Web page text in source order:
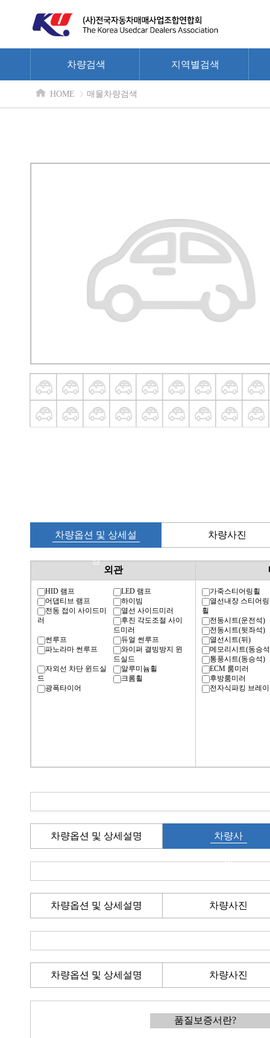
차량검색 지역별검색
HOME 매물차량검색
차량옵션 및 상세설
명
차량사진
외관
HID 램프
LED 램프
어댑티브 램프
하이빔
전동 접이 사이드미
러
열선 사이드미러
후진 각도조절 사이
드미러
썬루프
듀얼 썬루프
파노라마 썬루프
와이퍼 결빙방지 윈
드실드
자외선 차단 윈드실
드
알루미늄휠
크롬휠
광폭타이어
가죽스티어링휠
열선내장 스티어링
휠
전동시트(운전석)
전동시트(뒷좌석)
열선시트(뒤)
메모리시트(동승
통풍시트(동승석)
ECM 룸미러
후방룸미러
전자식파킹 브레
차량옵션 및 상세설명 차량사
진
차량옵션 및 상세설명 차량사진
차량옵션 및 상세설명 차량사진
품질보증서란?